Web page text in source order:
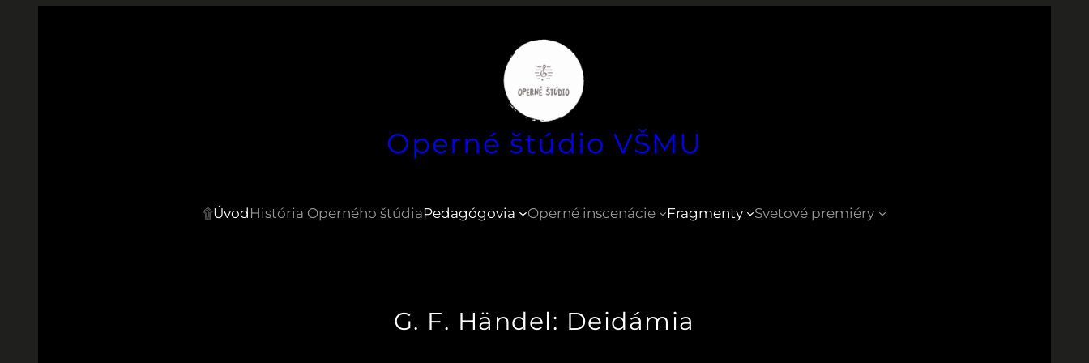
Operné štúdio VŠMU
۩Úvod História Operného štúdiaPedagógovia Operné inscenácie Fragmenty Svetové premiéry
G. F. Händel: Deidámia